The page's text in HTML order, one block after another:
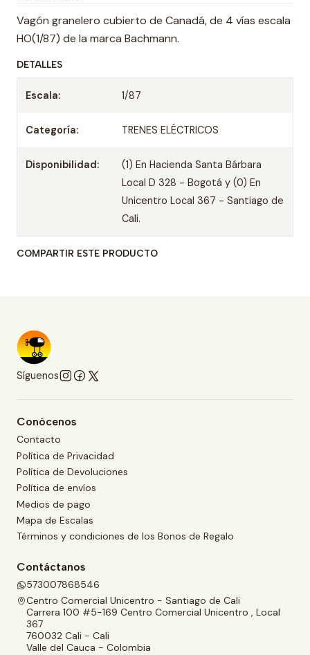
Vagón granelero cubierto de Canadá, de 4 vías escala
HO(1/87) de la marca Bachmann.
DETALLES
Escala: 1/87
Categoría: TRENES ELÉCTRICOS
Disponibilidad:
(1) En Hacienda Santa Bárbara
Local D 328 - Bogotá y (0) En
Unicentro Local 367 - Santiago de
Cali.
COMPARTIR ESTE PRODUCTO
Síguenos
Conócenos
Contacto
Política de Privacidad
Política de Devoluciones
Política de envíos
Medios de pago
Mapa de Escalas
Términos y condiciones de los Bonos de Regalo
Contáctanos
573007868546
Centro Comercial Unicentro - Santiago de Cali
Carrera 100 #5-169 Centro Comercial Unicentro , Local
367
760032 Cali - Cali
Valle del Cauca - Colombia